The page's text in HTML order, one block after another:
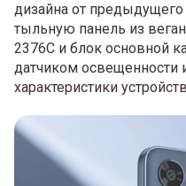
дизайна от
тыльную панель из
2376C и блок основной
датчиком освещенности
характеристики